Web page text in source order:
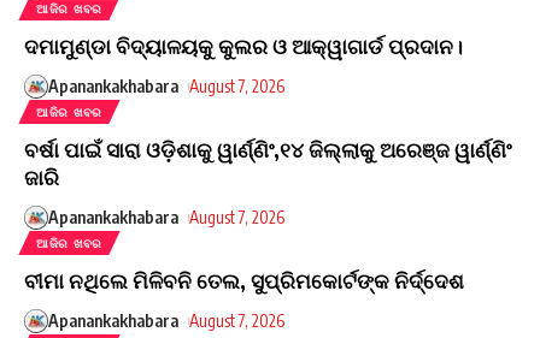
ଆଜିର ଖବର
ଦମାମୁଣ୍ଡା ବିଦ୍ୟାଳୟକୁ କୁଲର ଓ ଆକ୍ୱାଗାର୍ଡ ପ୍ରଦାନ।
Apanankakhabara August 7, 2026
ଆଜିର ଖବର
ବର୍ଷା ପାଇଁ ସାରା ଓଡ଼ିଶାକୁ ୱାର୍ଣ୍ଣିଂ,୧୪ ଜିଲ୍ଲାକୁ ଅରେଞ୍ଜ ୱାର୍ଣ୍ଣିଂ
ଜାରି
Apanankakhabara August 7, 2026
ଆଜିର ଖବର
ବୀମା ନଥିଲେ ମିଳିବନି ତେଲ, ସୁପ୍ରିମକୋର୍ଟଙ୍କ ନିର୍ଦ୍ଦେଶ
Apanankakhabara August 7, 2026